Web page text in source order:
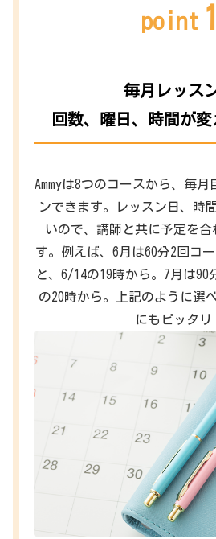
point 1
毎月レッス
回数、曜日、時間が変
Ammyは8つのコースから、毎
ンできます。レッスン日、時
いので、講師と共に予定を
す。例えば、6月は60分2回コ
と、6/14の19時から。7月は90
の20時から。上記のように選
にもピッタリ